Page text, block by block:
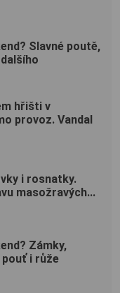
Slavné poutě,
hřišti v
provoz. Vandal
i rosnatky.
masožravých...
Zámky,
i růže